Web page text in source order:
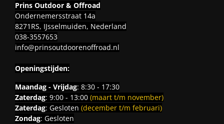
Prins Outdoor & Offroad
Ondernemersstraat 14a
8271RS, IJsselmuiden, Nederland
038-3557653
info@prinsoutdoorenoffroad.nl
Openingstijden:
Maandag - Vrijdag: 8:30 - 17:30
Zaterdag: 9:00 - 13:00 (maart t/m november)
Zaterdag: Gesloten (december t/m februari)
Zondag: Gesloten